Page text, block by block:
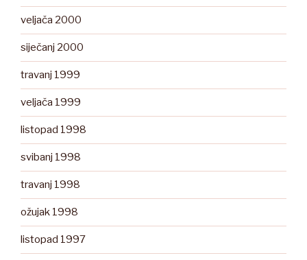
veljača 2000
siječanj 2000
travanj 1999
veljača 1999
listopad 1998
svibanj 1998
travanj 1998
ožujak 1998
listopad 1997